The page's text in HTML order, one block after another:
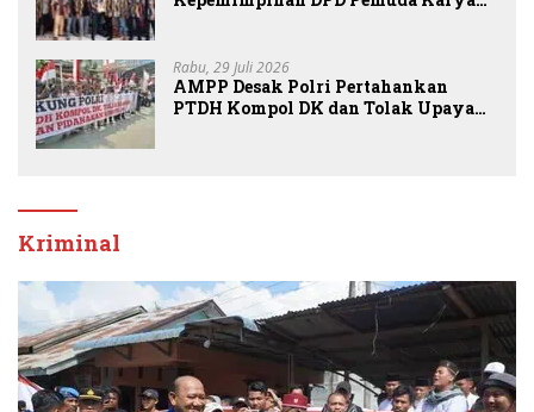
Rabu, 29 Juli 2026
AMPP Desak Polri Pertahankan
PTDH Kompol DK dan Tolak Upaya
Kriminal